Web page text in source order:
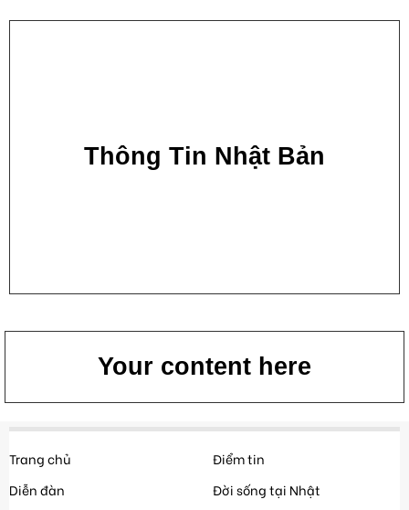
Thông Tin Nhật Bản
Your content here
Trang chủ
Diễn đàn
Điểm tin
Đời sống tại Nhật